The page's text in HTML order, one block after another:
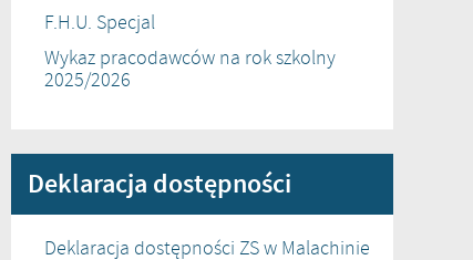
F.H.U. Specjal
Wykaz pracodawców na rok szkolny
2025/2026
Deklaracja dostępności
Deklaracja dostępności ZS w Malachinie